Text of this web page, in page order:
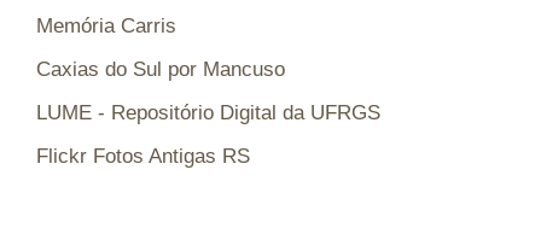
Memória Carris
Caxias do Sul por Mancuso
LUME - Repositório Digital da UFRGS
Flickr Fotos Antigas RS